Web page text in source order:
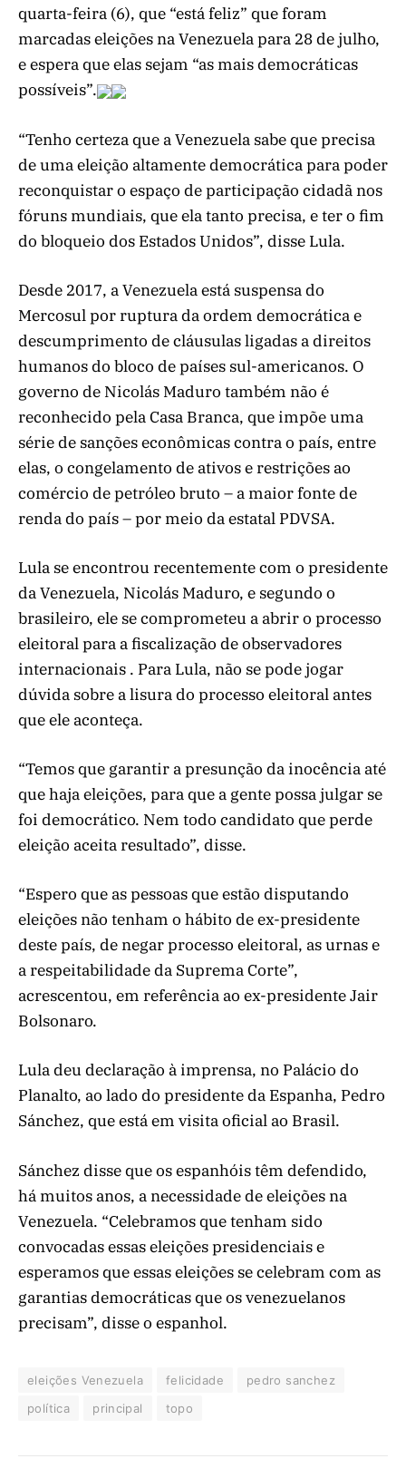
quarta-feira (6), que “está feliz” que foram
marcadas eleições na Venezuela para 28 de julho,
e espera que elas sejam “as mais democráticas
possíveis”.
“Tenho certeza que a Venezuela sabe que precisa
de uma eleição altamente democrática para poder
reconquistar o espaço de participação cidadã nos
fóruns mundiais, que ela tanto precisa, e ter o fim
do bloqueio dos Estados Unidos”, disse Lula.
Desde 2017, a Venezuela está suspensa do
Mercosul por ruptura da ordem democrática e
descumprimento de cláusulas ligadas a direitos
humanos do bloco de países sul-americanos. O
governo de Nicolás Maduro também não é
reconhecido pela Casa Branca, que impõe uma
série de sanções econômicas contra o país, entre
elas, o congelamento de ativos e restrições ao
comércio de petróleo bruto – a maior fonte de
renda do país – por meio da estatal PDVSA.
Lula se encontrou recentemente com o presidente
da Venezuela, Nicolás Maduro, e segundo o
brasileiro, ele se comprometeu a abrir o processo
eleitoral para a fiscalização de observadores
internacionais . Para Lula, não se pode jogar
dúvida sobre a lisura do processo eleitoral antes
que ele aconteça.
“Temos que garantir a presunção da inocência até
que haja eleições, para que a gente possa julgar se
foi democrático. Nem todo candidato que perde
eleição aceita resultado”, disse.
“Espero que as pessoas que estão disputando
eleições não tenham o hábito de ex-presidente
deste país, de negar processo eleitoral, as urnas e
a respeitabilidade da Suprema Corte”,
acrescentou, em referência ao ex-presidente Jair
Bolsonaro.
Lula deu declaração à imprensa, no Palácio do
Planalto, ao lado do presidente da Espanha, Pedro
Sánchez, que está em visita oficial ao Brasil.
Sánchez disse que os espanhóis têm defendido,
há muitos anos, a necessidade de eleições na
Venezuela. “Celebramos que tenham sido
convocadas essas eleições presidenciais e
esperamos que essas eleições se celebram com as
garantias democráticas que os venezuelanos
precisam”, disse o espanhol.
eleições Venezuela felicidade
pedro sanchez
política
principal topo